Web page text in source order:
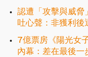
認遭「攻擊與威脅
吐心聲：非獲利後
7億票房《陽光女
內幕：差在最後一